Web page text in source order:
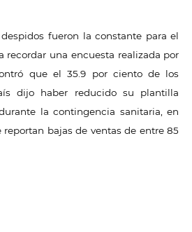
fueron la constante para el
recordar una encuesta realizada por
que el 35.9 por ciento de los
dijo haber reducido su plantilla
la contingencia sanitaria, en
bajas de ventas de entre 85